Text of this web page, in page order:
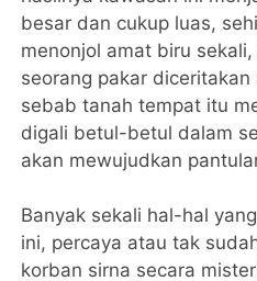
besar dan cukup luas,
menonjol amat biru
seorang pakar
sebab tanah tempat itu
digali betul-betul dalam
akan mewujudkan
Banyak sekali hal-hal
ini, percaya atau tak
korban sirna secara